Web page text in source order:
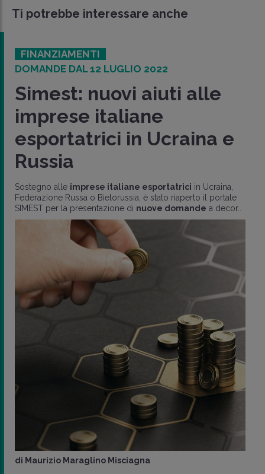
Ti potrebbe interessare anche
FINANZIAMENTI
DOMANDE DAL 12 LUGLIO 2022
Simest: nuovi aiuti alle
imprese italiane
esportatrici in Ucraina e
Russia
Sostegno alle imprese italiane esportatrici in Ucraina,
Federazione Russa o Bielorussia, è stato riaperto il portale
SIMEST per la presentazione di nuove domande a decor..
di Maurizio Maraglino Misciagna